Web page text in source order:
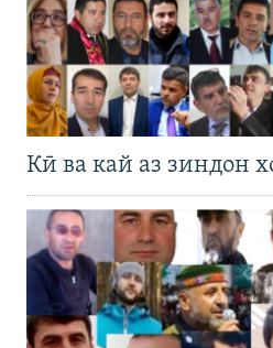
Кӣ ва кай аз зиндон